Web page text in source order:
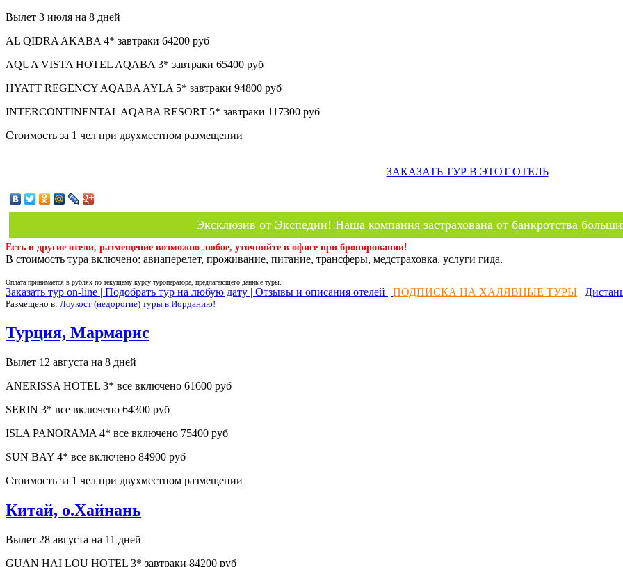
Вылет 3 июля на 8 дней
AL QIDRA AKABA 4* завтраки 64200 руб
AQUA VISTA HOTEL AQABA 3* завтраки 65400 руб
HYATT REGENCY AQABA AYLA 5* завтраки 94800 руб
INTERCONTINENTAL AQABA RESORT 5* завтраки 117300 руб
Стоимость за 1 чел при двухместном размещении
ЗАКАЗАТЬ ТУР В ЭТОТ ОТЕЛЬ
Эксклюзив от Экспедии! Наша компания застрахована от банкротства
Есть и другие отели, размещение возможно любое, уточняйте в офисе при бронировании!
В стоимость тура включено: авиаперелет, проживание, питание, трансферы, медстраховка, услуги гида.
Оплата принимается в рублях по текущему курсу туроператора, предлагающего данные туры.
Заказать тур on-line | Подобрать тур на любую дату | Отзывы и описания отелей | ПОДПИСКА НА ХАЛЯВНЫЕ ТУРЫ |
Размещено в: Лоукост (недорогие) туры в Иорданию!
Турция, Мармарис
Вылет 12 августа на 8 дней
ANERISSA HOTEL 3* все включено 61600 руб
SERIN 3* все включено 64300 руб
ISLA PANORAMA 4* все включено 75400 руб
SUN BAY 4* все включено 84900 руб
Стоимость за 1 чел при двухместном размещении
Китай, о.Хайнань
Вылет 28 августа на 11 дней
GUAN HAI LOU HOTEL 3* завтраки 84200 руб